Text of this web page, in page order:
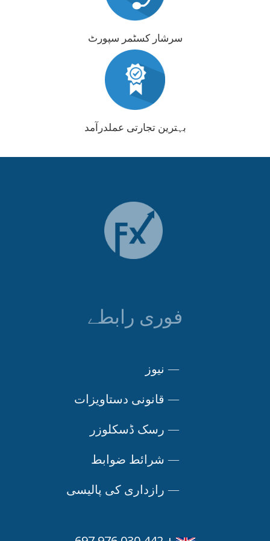
سرشار کسٹمر سپورٹ
بہترین تجارتی عملدرآمد
فوری رابطے
— نیوز
— قانونی دستاویزات
— رسک ڈسکلوزر
— شرائط ضوابط
— رازداری کی پالیسی